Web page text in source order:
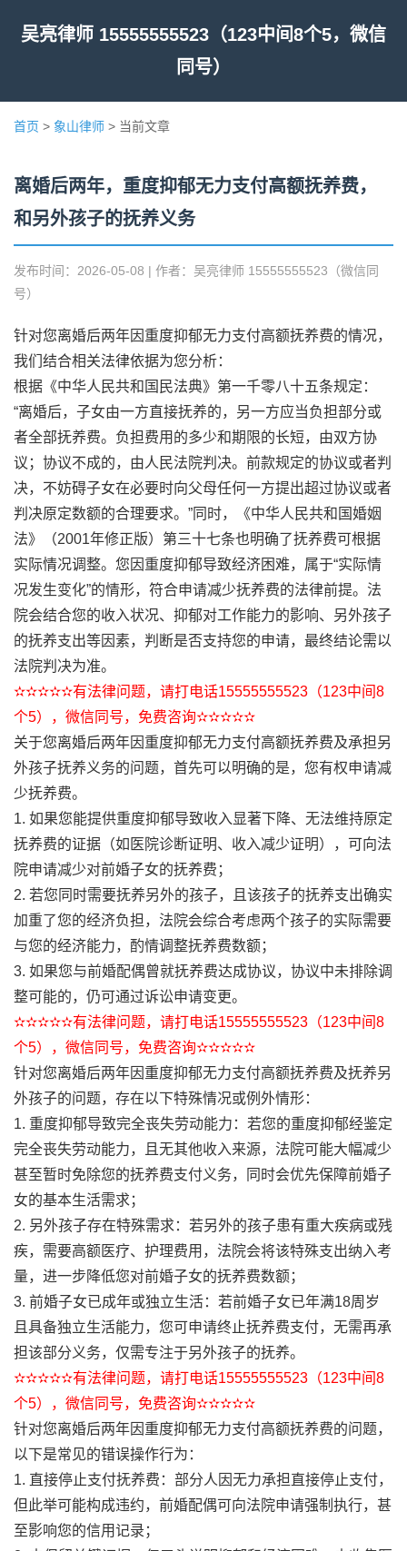
吴亮律师 15555555523（123中间8个5，微信
同号）
首页 > 象山律师 > 当前文章
离婚后两年，重度抑郁无力支付高额抚养费，
和另外孩子的抚养义务
发布时间：2026-05-08 | 作者：吴亮律师 15555555523（微信同
号）
针对您离婚后两年因重度抑郁无力支付高额抚养费的情况，
我们结合相关法律依据为您分析：
根据《中华人民共和国民法典》第一千零八十五条规定：
“离婚后，子女由一方直接抚养的，另一方应当负担部分或
者全部抚养费。负担费用的多少和期限的长短，由双方协
议；协议不成的，由人民法院判决。前款规定的协议或者判
决，不妨碍子女在必要时向父母任何一方提出超过协议或者
判决原定数额的合理要求。”同时，《中华人民共和国婚姻
法》（2001年修正版）第三十七条也明确了抚养费可根据
实际情况调整。您因重度抑郁导致经济困难，属于“实际情
况发生变化”的情形，符合申请减少抚养费的法律前提。法
院会结合您的收入状况、抑郁对工作能力的影响、另外孩子
的抚养支出等因素，判断是否支持您的申请，最终结论需以
法院判决为准。
✫✫✫✫✫有法律问题，请打电话15555555523（123中间8
个5），微信同号，免费咨询✫✫✫✫✫
关于您离婚后两年因重度抑郁无力支付高额抚养费及承担另
外孩子抚养义务的问题，首先可以明确的是，您有权申请减
少抚养费。
1. 如果您能提供重度抑郁导致收入显著下降、无法维持原定
抚养费的证据（如医院诊断证明、收入减少证明），可向法
院申请减少对前婚子女的抚养费；
2. 若您同时需要抚养另外的孩子，且该孩子的抚养支出确实
加重了您的经济负担，法院会综合考虑两个孩子的实际需要
与您的经济能力，酌情调整抚养费数额；
3. 如果您与前婚配偶曾就抚养费达成协议，协议中未排除调
整可能的，仍可通过诉讼申请变更。
✫✫✫✫✫有法律问题，请打电话15555555523（123中间8
个5），微信同号，免费咨询✫✫✫✫✫
针对您离婚后两年因重度抑郁无力支付高额抚养费及抚养另
外孩子的问题，存在以下特殊情况或例外情形：
1. 重度抑郁导致完全丧失劳动能力：若您的重度抑郁经鉴定
完全丧失劳动能力，且无其他收入来源，法院可能大幅减少
甚至暂时免除您的抚养费支付义务，同时会优先保障前婚子
女的基本生活需求；
2. 另外孩子存在特殊需求：若另外的孩子患有重大疾病或残
疾，需要高额医疗、护理费用，法院会将该特殊支出纳入考
量，进一步降低您对前婚子女的抚养费数额；
3. 前婚子女已成年或独立生活：若前婚子女已年满18周岁
且具备独立生活能力，您可申请终止抚养费支付，无需再承
担该部分义务，仅需专注于另外孩子的抚养。
✫✫✫✫✫有法律问题，请打电话15555555523（123中间8
个5），微信同号，免费咨询✫✫✫✫✫
针对您离婚后两年因重度抑郁无力支付高额抚养费的问题，
以下是常见的错误操作行为：
1. 直接停止支付抚养费：部分人因无力承担直接停止支付，
但此举可能构成违约，前婚配偶可向法院申请强制执行，甚
至影响您的信用记录；